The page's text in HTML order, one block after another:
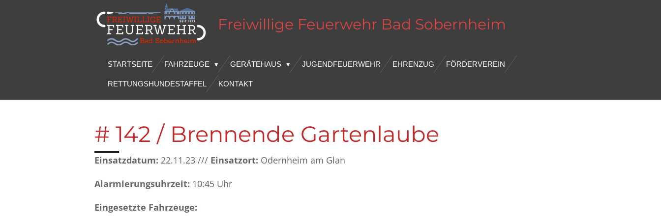
Freiwillige Feuerwehr Bad Sobernheim
STARTSEITE FAHRZEUGE GERÄTEHAUS JUGENDFEUERWEHR EHRENZUG FÖRDERVEREIN
RETTUNGSHUNDESTAFFEL KONTAKT
# 142 / Brennende Gartenlaube
Einsatzdatum: 22.11.23 /// Einsatzort: Odernheim am Glan
Alarmierungsuhrzeit: 10:45 Uhr
Eingesetzte Fahrzeuge: